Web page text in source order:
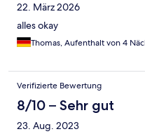
22. März 2026
alles okay
Thomas, Aufenthalt von 4
Verifizierte Bewertung
8/10 – Sehr gut
23. Aug. 2023